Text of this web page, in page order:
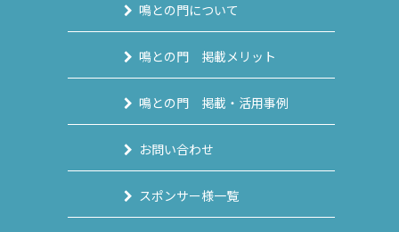
鳴との門について
鳴との門 掲載メリット
鳴との門 掲載・活用事例
お問い合わせ
スポンサー様一覧